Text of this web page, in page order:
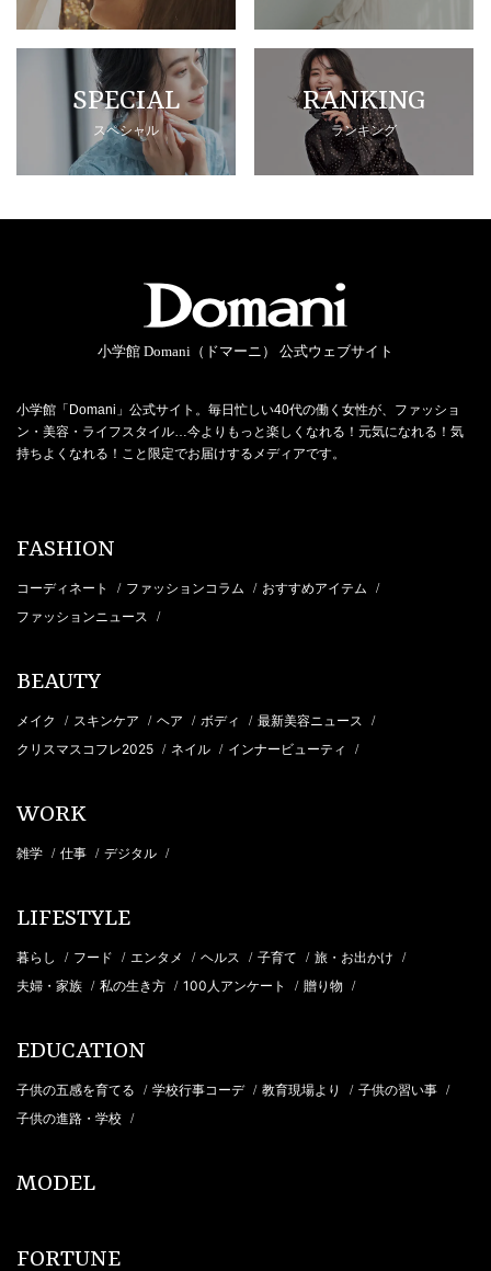
SPECIAL
スペシャル
RANKING
ランキング
小学館 Domani（ドマーニ） 公式ウェブサイト
小学館「Domani」公式サイト。毎日忙しい40代の働く女性が、ファッショ
ン・美容・ライフスタイル…今よりもっと楽しくなれる！元気になれる！気
持ちよくなれる！こと限定でお届けするメディアです。
FASHION
コーディネート / ファッションコラム / おすすめアイテム /
ファッションニュース /
BEAUTY
メイク / スキンケア / ヘア / ボディ / 最新美容ニュース /
クリスマスコフレ2025 / ネイル / インナービューティ /
WORK
雑学 / 仕事 / デジタル /
LIFESTYLE
暮らし / フード / エンタメ / ヘルス / 子育て / 旅・お出かけ /
夫婦・家族 / 私の生き方 / 100人アンケート / 贈り物 /
EDUCATION
子供の五感を育てる / 学校行事コーデ / 教育現場より / 子供の習い事 /
子供の進路・学校 /
MODEL
FORTUNE